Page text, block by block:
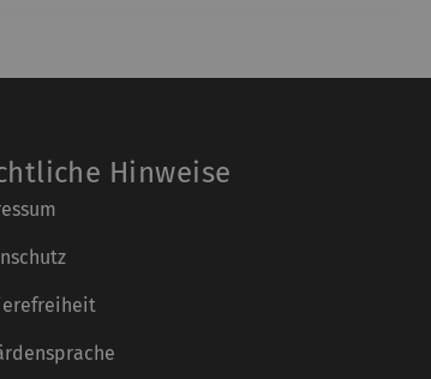
Hinweise